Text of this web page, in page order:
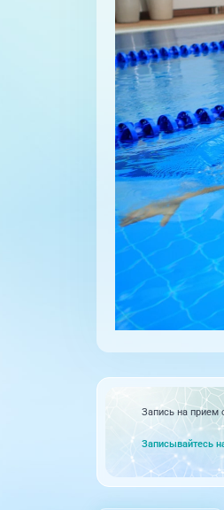
Запись на прием
Записывайтесь